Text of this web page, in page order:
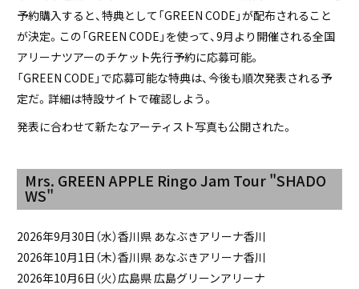
予約購入すると、特典として「GREEN CODE」が配布されること
が決定。この「GREEN CODE」を使って、9月より開催される全国
アリーナツアーのチケット先行予約に応募可能。
「GREEN CODE」で応募可能な特典は、今後も順次発表される予
定だ。詳細は特設サイトで確認しよう。
発表に合わせて新たなアーティスト写真も公開された。
Mrs. GREEN APPLE Ringo Jam Tour "SHADO
WS"
2026年9月30日（水）香川県 あなぶきアリーナ香川
2026年10月1日（木）香川県 あなぶきアリーナ香川
2026年10月6日（火）広島県 広島グリーンアリーナ